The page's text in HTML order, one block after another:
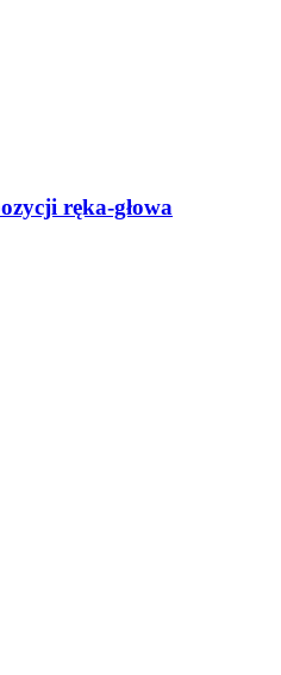
ręka-głowa